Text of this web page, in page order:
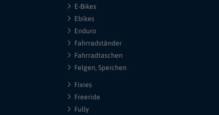
E-Bikes
Ebikes
Enduro
Fahrradständer
Fahrradtaschen
Felgen, Speichen
Fixies
Freeride
Fully